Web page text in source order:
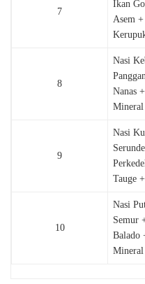
7
Ikan
Asem
8
Nasi
Nanas
Mineral
9
Nasi
Tauge
10
Nasi
Semur
Balado
Mineral